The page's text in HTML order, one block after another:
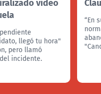
llegó tu hora"
pero llamó
incidente.
“En